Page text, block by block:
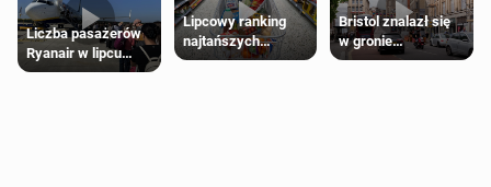
Liczba pasażerów
Ryanair w lipcu
pobiła rekord
Lipcowy ranking
najtańszych
supermarketów
Bristol znalazł się
w gronie
najlepszych